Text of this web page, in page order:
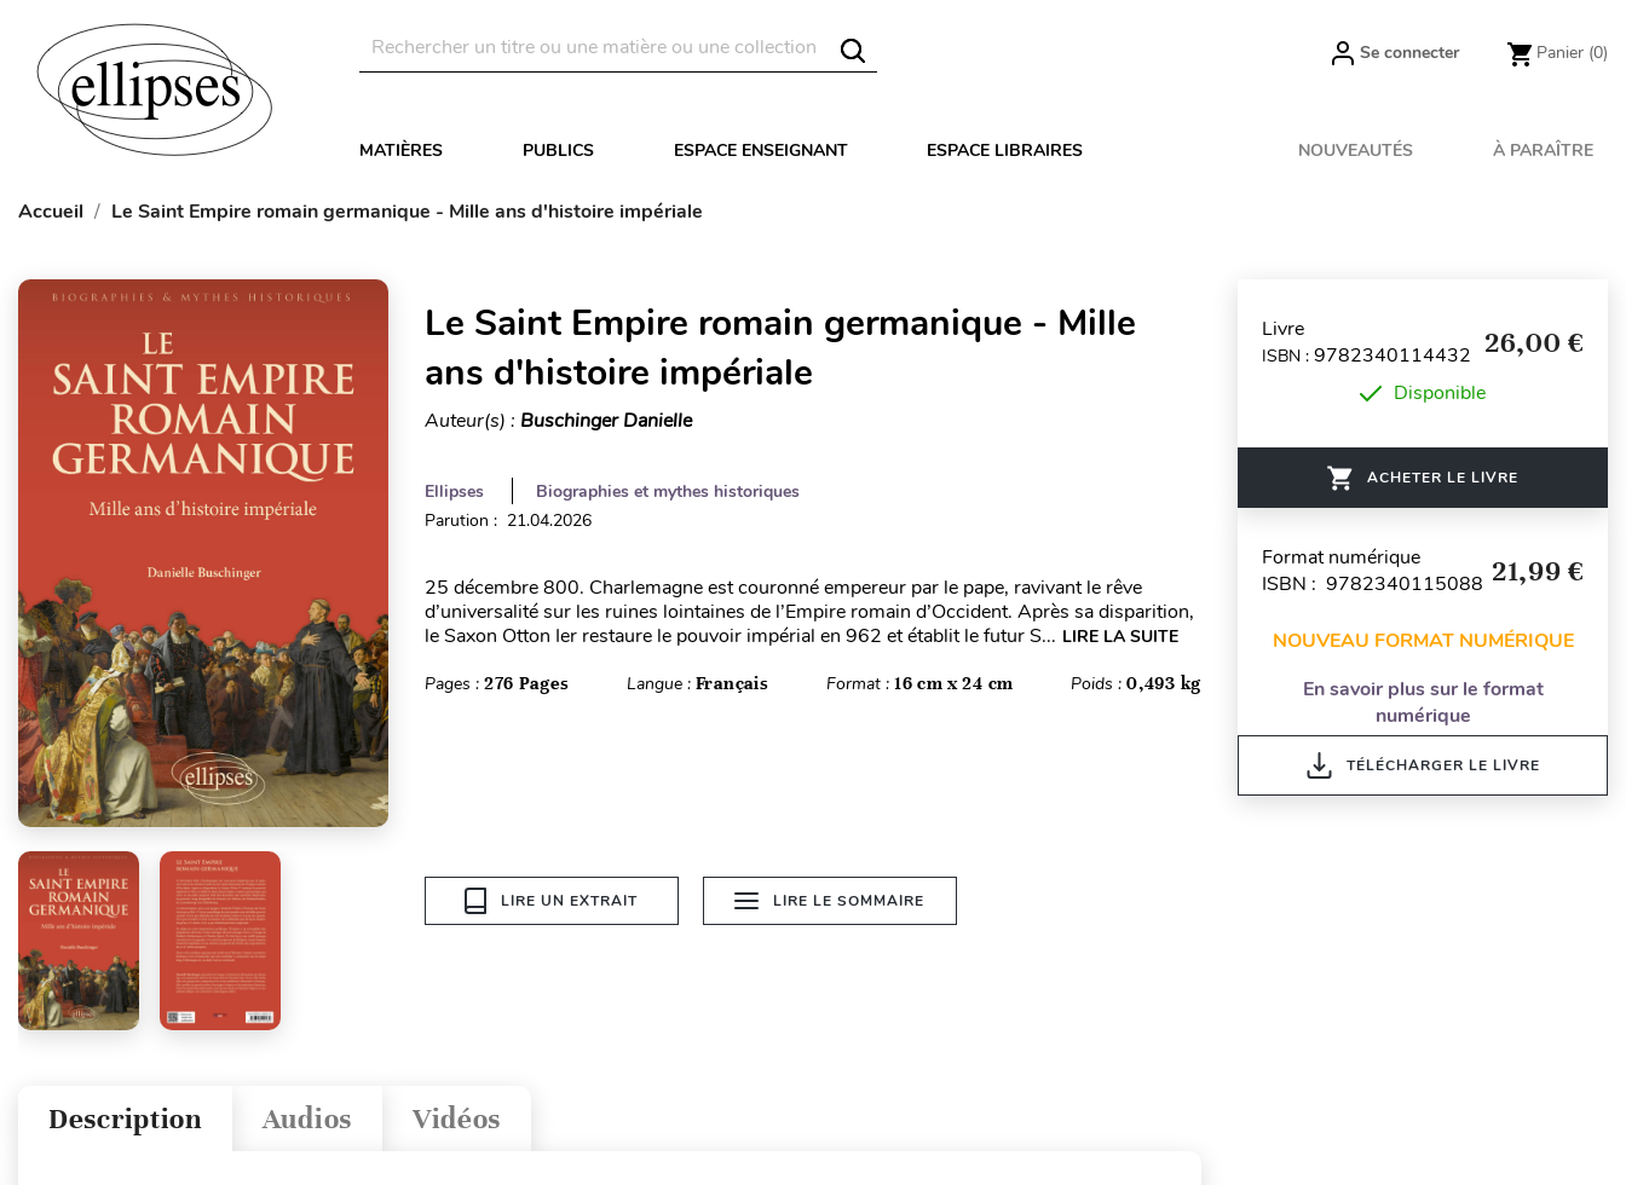
Se connecter Panier (0)
MATIÈRES PUBLICS ESPACE ENSEIGNANT ESPACE LIBRAIRES NOUVEAUTÉS À PARAÎTRE
Accueil Le Saint Empire romain germanique - Mille ans d'histoire impériale
Le Saint Empire romain germanique - Mille
ans d'histoire impériale
Auteur(s) : Buschinger Danielle
Ellipses
Biographies et mythes historiques
Parution : 21.04.2026
25 décembre 800. Charlemagne est couronné empereur par le pape, ravivant le rêve
d’universalité sur les ruines lointaines de l’Empire romain d’Occident. Après sa disparition,
le Saxon Otton Ier restaure le pouvoir impérial en 962 et établit le futur S... LIRE LA SUITE
Pages : 276 Pages Langue : Français Format : 16 cm x 24 cm Poids :0,493 kg
LIRE UN EXTRAIT LIRE LE SOMMAIRE
Vidéos
Audios
Description
Livre
ISBN : 9782340114432 26,00 €
Disponible
ACHETER LE LIVRE
Format numérique
ISBN : 9782340115088 21,99 €
NOUVEAU FORMAT NUMÉRIQUE
En savoir plus sur le format
numérique
TÉLÉCHARGER LE LIVRE